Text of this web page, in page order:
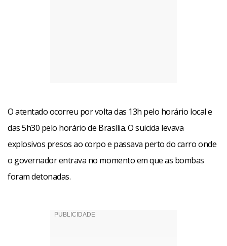
O atentado ocorreu por volta das 13h pelo horário local e
das 5h30 pelo horário de Brasília. O suicida levava
explosivos presos ao corpo e passava perto do carro onde
o governador entrava no momento em que as bombas
foram detonadas.